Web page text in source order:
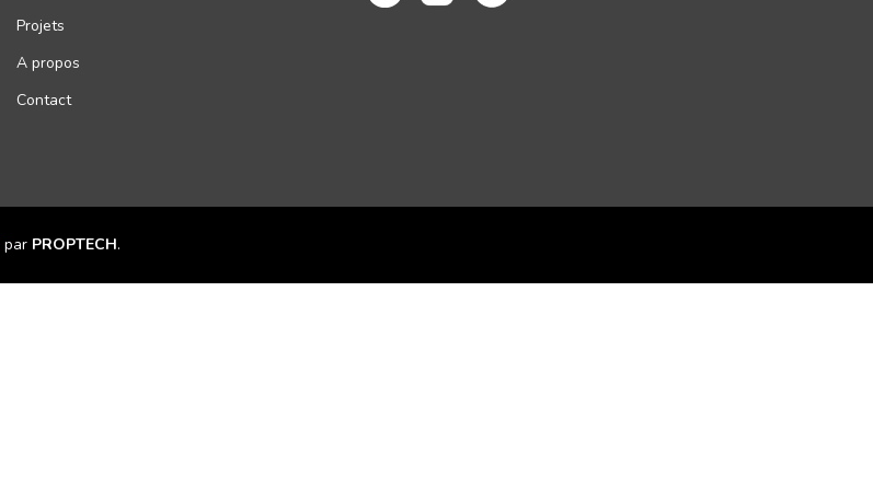
Projets
A propos
Contact
par PROPTECH.